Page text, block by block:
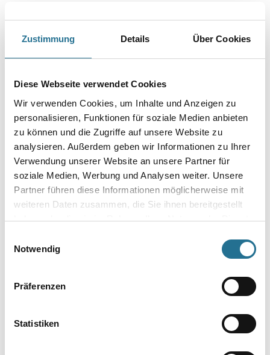
Zustimmung Details Über Cookies
Diese Webseite verwendet Cookies
Wir verwenden Cookies, um Inhalte und Anzeigen zu
personalisieren, Funktionen für soziale Medien anbieten
zu können und die Zugriffe auf unsere Website zu
analysieren. Außerdem geben wir Informationen zu Ihrer
Verwendung unserer Website an unsere Partner für
soziale Medien, Werbung und Analysen weiter. Unsere
Partner führen diese Informationen möglicherweise mit
weiteren Daten zusammen, die Sie ihnen bereitgestellt
haben oder die sie im Rahmen Ihrer Nutzung der Dienste
Notwendig
Präferenzen
Statistiken
Breite in centimeter
Gebinde
Umrechnungsfaktoren